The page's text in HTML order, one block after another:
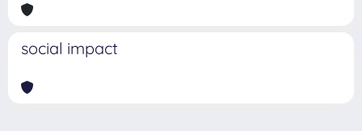
social impact